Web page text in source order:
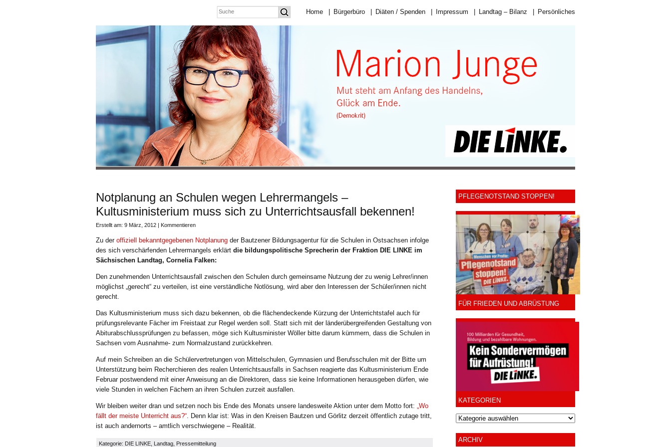
Home Bürgerbüro Diäten / Spenden Impressum Landtag – Bilanz Persönliches
Notplanung an Schulen wegen Lehrermangels –
Kultusministerium muss sich zu Unterrichtsausfall bekennen!
Erstellt am: 9 März, 2012 | Kommentieren
Zu der offiziell bekanntgegebenen Notplanung der Bautzener Bildungsagentur für die Schulen in Ostsachsen infolge
des sich verschärfenden Lehrermangels erklärt die bildungspolitische Sprecherin der Fraktion DIE LINKE im
Sächsischen Landtag, Cornelia Falken:
Den zunehmenden Unterrichtsausfall zwischen den Schulen durch gemeinsame Nutzung der zu wenig Lehrer/innen
möglichst „gerecht“ zu verteilen, ist eine verständliche Notlösung, wird aber den Interessen der Schüler/innen nicht
gerecht.
Das Kultusministerium muss sich dazu bekennen, ob die flächendeckende Kürzung der Unterrichtstafel auch für
prüfungsrelevante Fächer im Freistaat zur Regel werden soll. Statt sich mit der länderübergreifenden Gestaltung von
Abiturabschlussprüfungen zu befassen, möge sich Kultusminister Wöller bitte darum kümmern, dass die Schulen in
Sachsen vom Ausnahme- zum Normalzustand zurückkehren.
Auf mein Schreiben an die Schülervertretungen von Mittelschulen, Gymnasien und Berufsschulen mit der Bitte um
Unterstützung beim Recherchieren des realen Unterrichtsausfalls in Sachsen reagierte das Kultusministerium Ende
Februar postwendend mit einer Anweisung an die Direktoren, dass sie keine Informationen herausgeben dürfen, wie
viele Stunden in welchen Fächern an ihren Schulen zurzeit ausfallen.
Wir bleiben weiter dran und setzen noch bis Ende des Monats unsere landesweite Aktion unter dem Motto fort: „Wo
fällt der meiste Unterricht aus?“. Denn klar ist: Was in den Kreisen Bautzen und Görlitz derzeit öffentlich zutage tritt,
ist auch andernorts – amtlich verschwiegene – Realität.
Kategorie: DIE LINKE Landtag Pressemitteilung
PFLEGENOTSTAND STOPPEN!
FÜR FRIEDEN UND ABRÜSTUNG
KATEGORIEN
ARCHIV